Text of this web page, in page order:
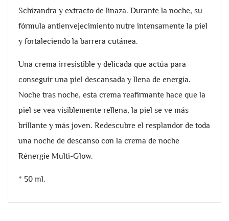
Schizandra y extracto de linaza. Durante la noche, su
fórmula antienvejecimiento nutre intensamente la piel
y fortaleciendo la barrera cutánea.
Una crema irresistible y delicada que actúa para
conseguir una piel descansada y llena de energía.
Noche tras noche, esta crema reafirmante hace que la
piel se vea visiblemente rellena, la piel se ve más
brillante y más joven. Redescubre el resplandor de toda
una noche de descanso con la crema de noche
Rénergie Multi-Glow.
* 50 ml.